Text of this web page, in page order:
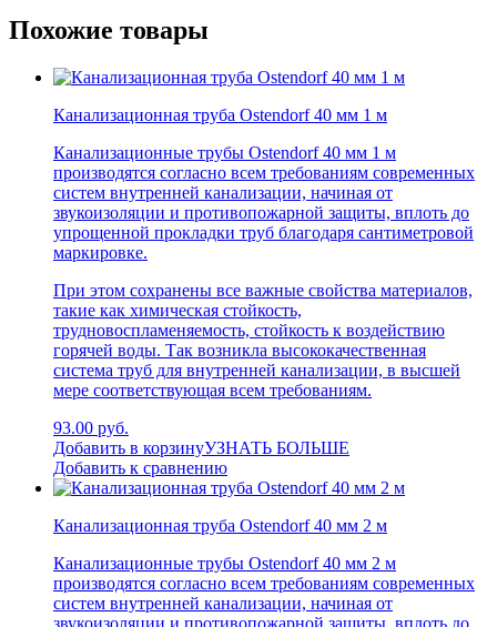
Похожие товары
Канализационная труба Ostendorf 40 мм 1 м
Канализационные трубы Ostendorf 40 мм 1 м
производятся согласно всем требованиям современных
систем внутренней канализации, начиная от
звукоизоляции и противопожарной защиты, вплоть до
упрощенной прокладки труб благодаря сантиметровой
маркировке.
При этом сохранены все важные свойства материалов,
такие как химическая стойкость,
трудновоспламеняемость, стойкость к воздействию
горячей воды. Так возникла высококачественная
система труб для внутренней канализации, в высшей
мере соответствующая всем требованиям.
93.00 руб.
Добавить в корзинуУЗНАТЬ БОЛЬШЕ
Добавить к сравнению
Канализационная труба Ostendorf 40 мм 2 м
Канализационные трубы Ostendorf 40 мм 2 м
производятся согласно всем требованиям современных
систем внутренней канализации, начиная от
звукоизоляции и противопожарной защиты, вплоть до